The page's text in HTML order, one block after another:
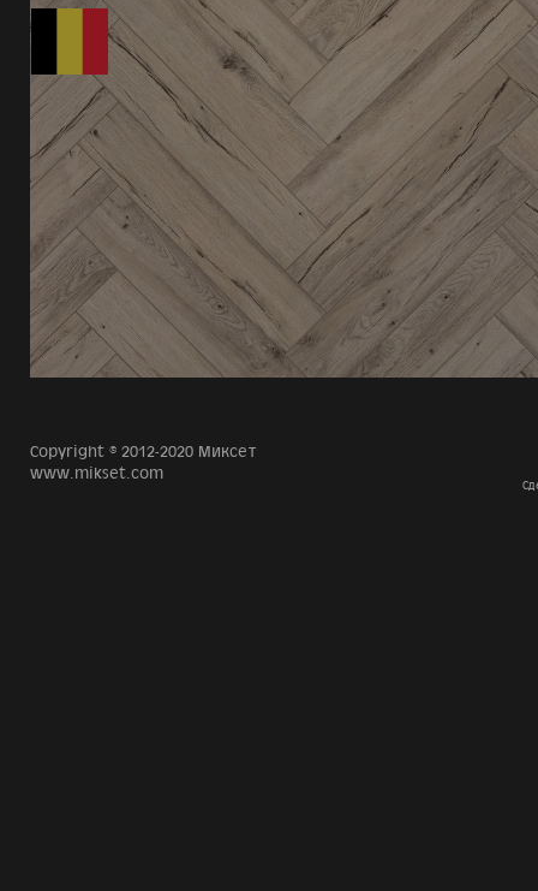
Copyright © 2012-2020 Миксет
www.mikset.com